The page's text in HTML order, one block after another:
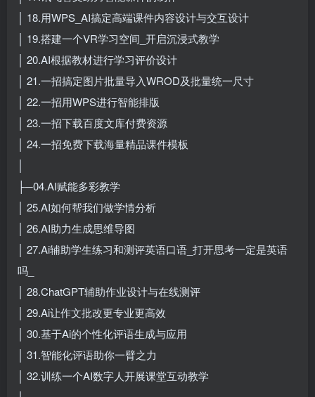
│ 18.用WPS_AI搞定高端课件内容设计与交互设计
│ 19.搭建一个VR学习空间_开启沉浸式教学
│ 20.AI根据教材进行学习评价设计
│ 21.一招搞定图片批量导入WROD及批量统一尺寸
│ 22.一招用WPS进行智能排版
│ 23.一招下载百度文库付费资源
│ 24.一招免费下载海量精品课件模板
├─04.AI赋能多彩教学
│ 25.AI如何帮我们做学情分析
│ 26.AI助力生成思维导图
│ 27.Ai辅助学生练习和测评英语口语_打开思考一定是英语
吗_
│ 28.ChatGPT辅助作业设计与在线测评
│ 29.Ai让作文批改更专业更高效
│ 30.基于Ai的个性化评语生成与应用
│ 31.智能化评语助你一臂之力
│ 32.训练一个AI数字人开展课堂互动教学